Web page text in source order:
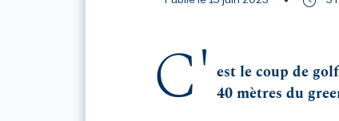
C'
est le coup de
40 mètres du